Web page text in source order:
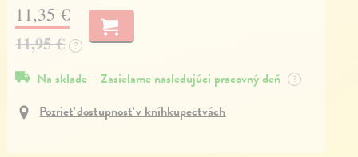
11,35 €
11,95 € ?
Na sklade – Zasielame nasledujúci pracovný deň ?
Pozrieť dostupnosť v kníhkupectvách